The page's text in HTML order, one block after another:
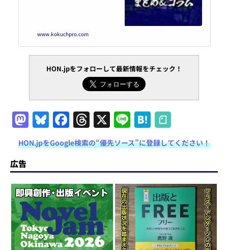
www.kokuchpro.com
HON.jpをフォローして最新情報をチェック！
M
a
st
o
d
o
n
Bl
u
e
s
k
y
F
a
c
e
b
o
o
k
T
h
re
a
d
s
X Li
n
e
H
at
e
n
a
HON.jpをGoogle検索の“優先ソース”に登録してください！
広告